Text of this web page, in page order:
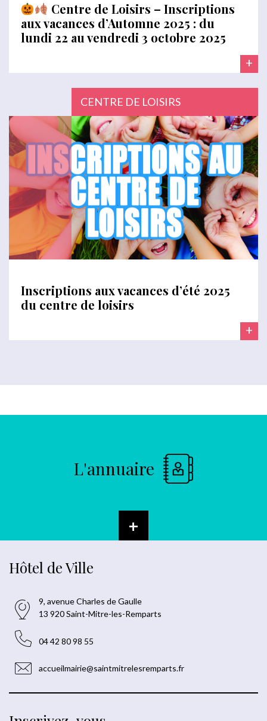
Centre de Loisirs – Inscriptions
aux vacances d’Automne 2025 : du
lundi 22 au vendredi 3 octobre 2025
+
CENTRE DE LOISIRS
Inscriptions aux vacances d’été 2025
du centre de loisirs
+
L'annuaire
+
Hôtel de Ville
9, avenue Charles de Gaulle
13 920 Saint-Mitre-les-Remparts
04 42 80 98 55
accueilmairie@saintmitrelesremparts.fr